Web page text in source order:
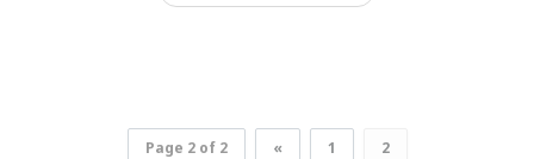
Page 2 of 2 « 1 2